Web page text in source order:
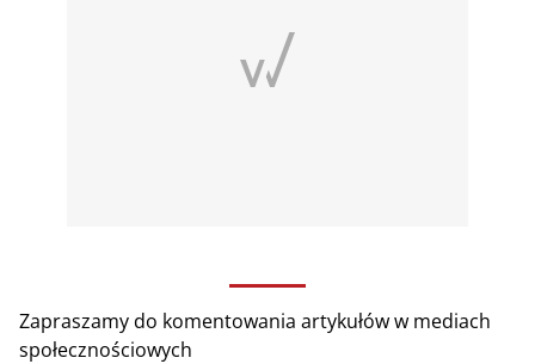
Zapraszamy do komentowania artykułów w mediach
społecznościowych